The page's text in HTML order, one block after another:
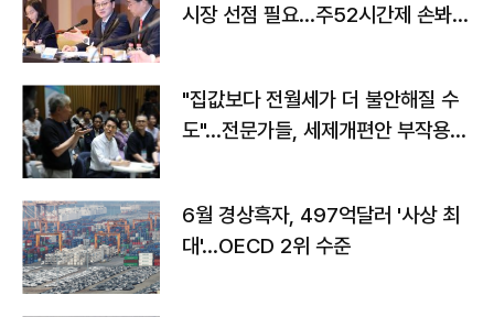
시장 선점 필요…주52시간제 손봐
"집값보다 전월세가 더 불안해질 수
도"…전문가들, 세제개편안 부작용
6월 경상흑자, 497억달러 '사상 최
대'…OECD 2위 수준